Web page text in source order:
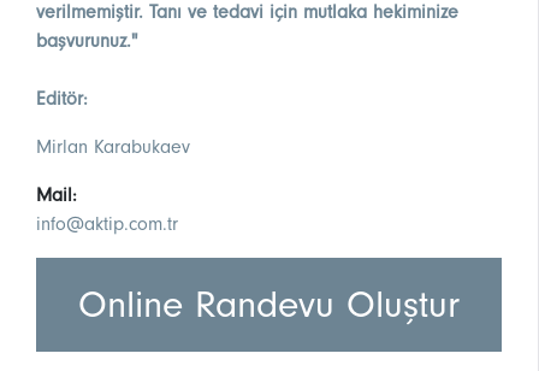
verilmemiştir. Tanı ve tedavi için mutlaka hekiminize
başvurunuz."
Editör:
Mirlan Karabukaev
Mail:
info@aktip.com.tr
Online Randevu Oluştur